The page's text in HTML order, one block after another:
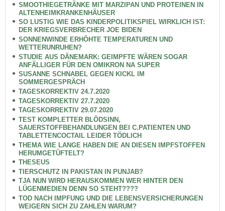
SMOOTHIEGETRÄNKE MIT MARZIPAN UND PROTEINEN IN
ALTENHEIMKRANKENHÄUSER
SO LUSTIG WIE DAS KINDERPOLITIKSPIEL WIRKLICH IST:
DER KRIEGSVERBRECHER JOE BIDEN
SONNENWINDE ERHÖHTE TEMPERATUREN UND
WETTERUNRUHEN?
STUDIE AUS DÄNEMARK: GEIMPFTE WÄREN SOGAR
ANFÄLLIGER FÜR DEN OMIKRON NA SUPER
SUSANNE SCHNABEL GEGEN KICKL IM
SOMMERGESPRÄCH
TAGESKORREKTIV 24.7.2020
TAGESKORREKTIV 27.7.2020
TAGESKORREKTIV 29.07.2020
TEST KOMPLETTER BLÖDSINN,
SAUERSTOFFBEHANDLUNGEN BEI C.PATIENTEN UND
TABLETTENCOCTAIL LEIDER TÖDLICH
THEMA WIE LANGE HABEN DIE AN DIESEN IMPFSTOFFEN
HERUMGETÜFTELT?
THESEUS
TIERSCHUTZ IN PAKISTAN IN PUNJAB?
TJA NUN WIRD HERAUSKOMMEN WER HINTER DEN
LÜGENMEDIEN DENN SO STEHT????
TOD NACH IMPFUNG UND DIE LEBENSVERSICHERUNGEN
WEIGERN SICH ZU ZAHLEN WARUM?